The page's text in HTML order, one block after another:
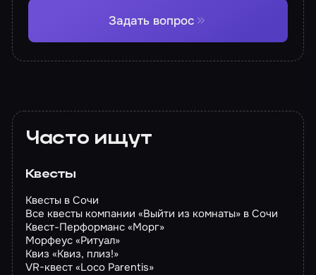
Задать вопрос
Часто ищут
Квесты
Квесты в Сочи
Все квесты компании «Выйти из комнаты» в Сочи
Квест-Перформанс «Морг»
Морфеус «Ритуал»
Квиз «Квиз, плиз!»
VR-квест «Loco Parentis»